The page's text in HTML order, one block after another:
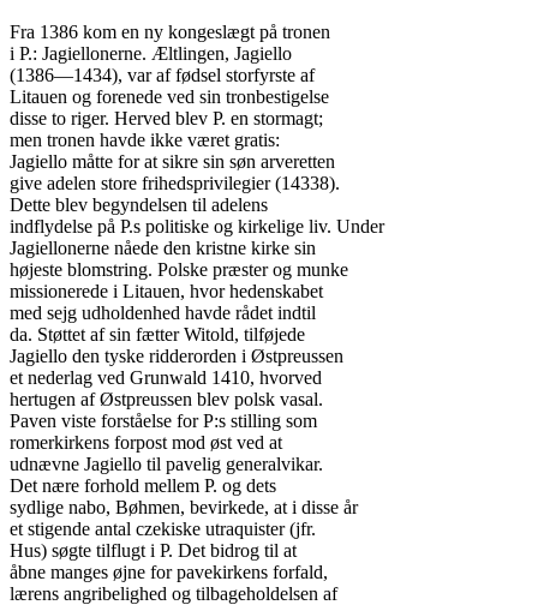
Fra 1386 kom en ny kongeslægt på tronen
i P.: Jagiellonerne. Æltlingen, Jagiello
(1386—1434), var af fødsel storfyrste af
Litauen og forenede ved sin tronbestigelse
disse to riger. Herved blev P. en stormagt;
men tronen havde ikke været gratis:
Jagiello måtte for at sikre sin søn arveretten
give adelen store frihedsprivilegier (14338).
Dette blev begyndelsen til adelens
indflydelse på P.s politiske og kirkelige liv. Under
Jagiellonerne nåede den kristne kirke sin
højeste blomstring. Polske præster og munke
missionerede i Litauen, hvor hedenskabet
med sejg udholdenhed havde rådet indtil
da. Støttet af sin fætter Witold, tilføjede
Jagiello den tyske ridderorden i Østpreussen
et nederlag ved Grunwald 1410, hvorved
hertugen af Østpreussen blev polsk vasal.
Paven viste forståelse for P:s stilling som
romerkirkens forpost mod øst ved at
udnævne Jagiello til pavelig generalvikar.
Det nære forhold mellem P. og dets
sydlige nabo, Bøhmen, bevirkede, at i disse år
et stigende antal czekiske utraquister (jfr.
Hus) søgte tilflugt i P. Det bidrog til at
åbne manges øjne for pavekirkens forfald,
lærens angribelighed og tilbageholdelsen af